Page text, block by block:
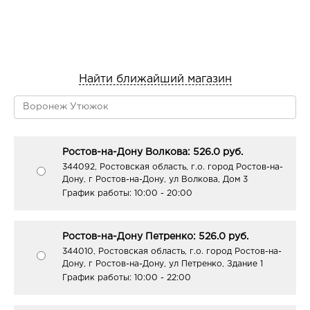
Найти ближайший магазин
Ростов-на-Дону Волкова: 526.0 руб.
344092, Ростовская область, г.о. город Ростов-на-
Дону, г Ростов-на-Дону, ул Волкова, Дом 3
График работы: 10:00 - 20:00
Ростов-на-Дону Петренко: 526.0 руб.
344010, Ростовская область, г.о. город Ростов-на-
Дону, г Ростов-на-Дону, ул Петренко, Здание 1
График работы: 10:00 - 22:00